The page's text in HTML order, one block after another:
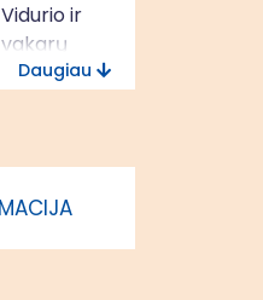
Vidurio ir
vakarų
Lietuvos
Daugiau